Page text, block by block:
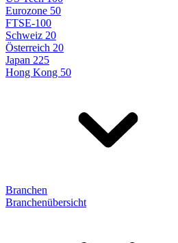
Eurozone 50
FTSE-100
Schweiz 20
Österreich 20
Japan 225
Hong Kong 50
Branchen
Branchenübersicht